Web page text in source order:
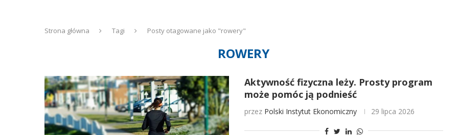
Strona główna Tagi Posty otagowane jako "rowery"
ROWERY
Aktywność fizyczna leży. Prosty program
może pomóc ją podnieść
przez Polski Instytut Ekonomiczny 29 lipca 2026